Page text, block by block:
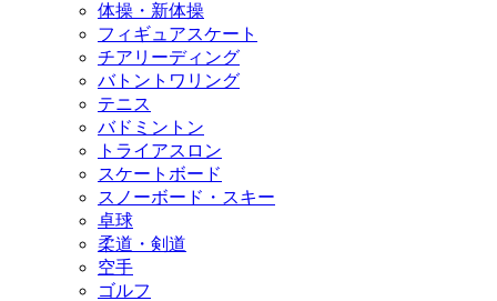
体操・新体操
フィギュアスケート
チアリーディング
バトントワリング
テニス
バドミントン
トライアスロン
スケートボード
スノーボード・スキー
卓球
柔道・剣道
空手
ゴルフ